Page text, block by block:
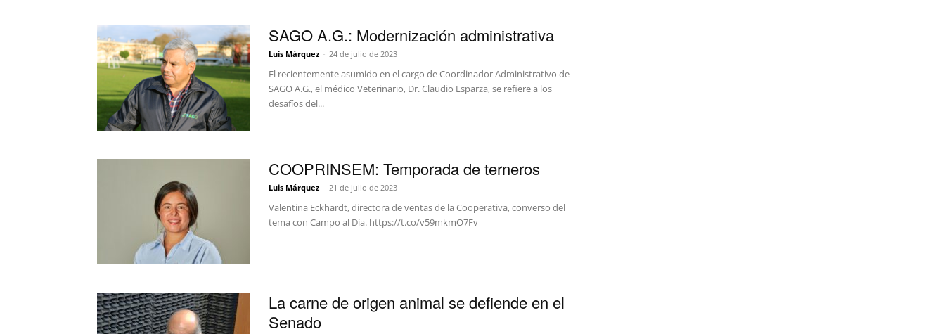
SAGO A.G.: Modernización administrativa
Luis Márquez - 24 de julio de 2023
El recientemente asumido en el cargo de Coordinador Administrativo de
SAGO A.G., el médico Veterinario, Dr. Claudio Esparza, se refiere a los
desafíos del...
COOPRINSEM: Temporada de terneros
Luis Márquez - 21 de julio de 2023
Valentina Eckhardt, directora de ventas de la Cooperativa, converso del
tema con Campo al Día. https://t.co/v59mkmO7Fv
La carne de origen animal se defiende en el
Senado